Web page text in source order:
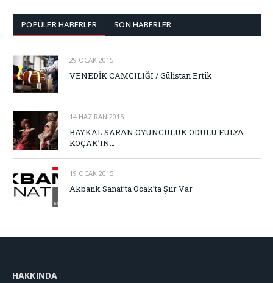
POPÜLER HABERLER SON HABERLER
29 OCAK 2015
VENEDİK CAMCILIĞI / Gülistan Ertik
14 HAZIRAN 2015
BAYKAL SARAN OYUNCULUK ÖDÜLÜ FULYA
KOÇAK’IN…
19 OCAK 2015
Akbank Sanat’ta Ocak’ta Şiir Var
HAKKINDA